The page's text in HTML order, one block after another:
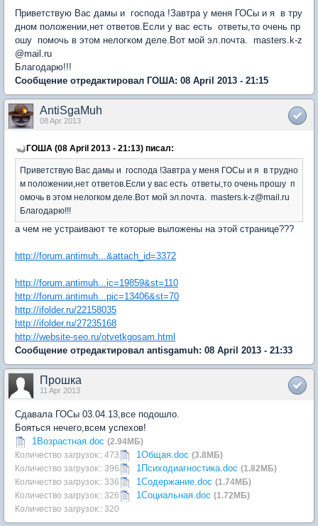
Приветствую Вас дамы и господа !Завтра у меня ГОСы и я в тру
дном положении,нет ответов.Если у вас есть ответы,то очень пр
ошу помочь в этом нелогком деле.Вот мой эл.почта. masters.k-z
@mail.ru
Благодарю!!!
Сообщение отредактировал ГОША: 08 April 2013 - 21:15
AntiSgaMuh
08 Apr 2013
ГОША (08 April 2013 - 21:13) писал:
Приветствую Вас дамы и господа !Завтра у меня ГОСы и я в трудно
м положении,нет ответов.Если у вас есть ответы,то очень прошу п
омочь в этом нелогком деле.Вот мой эл.почта. masters.k-z@mail.ru
Благодарю!!!
а чем не устраивают те которые выложены на этой странице???
http://forum.antimuh...&attach_id=3372
http://forum.antimuh...ic=19859&st=110
http://forum.antimuh...pic=13406&st=70
http://ifolder.ru/22158035
http://ifolder.ru/27235168
http://website-seo.ru/otvetkgosam.html
Сообщение отредактировал antisgamuh: 08 April 2013 - 21:33
Прошка
11 Apr 2013
Сдавала ГОСы 03.04.13,все подошло.
Бояться нечего,всем успехов!
1Возрастная.doc (2.94МБ)
Количество загрузок:: 473
1Общая.doc (3.8МБ)
Количество загрузок:: 396
1Психодиагностика.doc (1.82МБ)
Количество загрузок:: 336
1Содержание.doc (1.74МБ)
Количество загрузок:: 326
1Социальная.doc (1.72МБ)
Количество загрузок:: 320